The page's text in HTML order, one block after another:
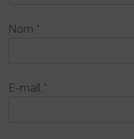
Nom *
E-mail *